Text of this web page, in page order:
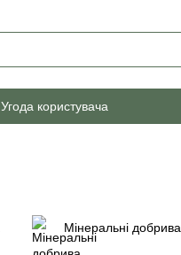
Угода користувача
Мінеральні добрива